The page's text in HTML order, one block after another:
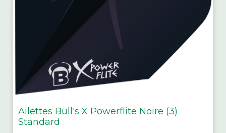
Ailettes Bull's X Powerflite Noire (3)
Standard